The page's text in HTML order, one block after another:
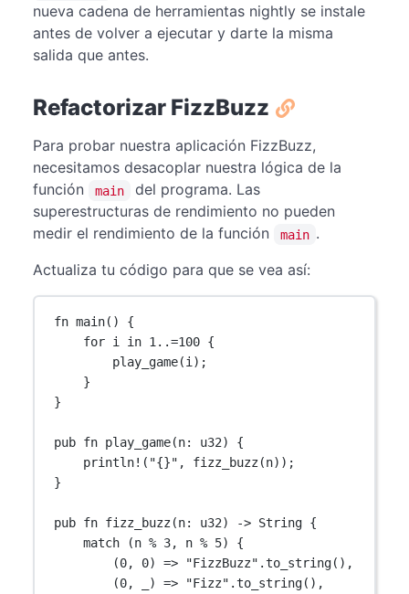
nueva cadena de herramientas nightly se instale
antes de volver a ejecutar y darte la misma
salida que antes.
Refactorizar FizzBuzz
Para probar nuestra aplicación FizzBuzz,
necesitamos desacoplar nuestra lógica de la
función
main
del programa. Las
superestructuras de rendimiento no pueden
medir el rendimiento de la función
main .
Actualiza tu código para que se vea así:
fn main() {
for i in 1 ..=100 {
play_game(i);
}
}
pub fn play_game(n: u32) {
println! ( "{}" , fizz_buzz(n));
}
pub fn fizz_buzz(n: u32) -> String {
match (n % 3, n % 5) {
(0, 0) => "FizzBuzz" .to_string(),
(0, _) => "Fizz" .to_string(),